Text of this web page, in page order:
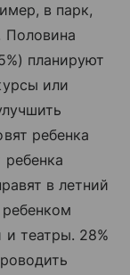
в парк,
Половина
планируют
или
ребенка
в летний
театры. 28%